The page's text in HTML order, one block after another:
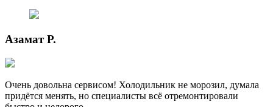
Азамат Р.
Очень довольна сервисом! Холодильник не морозил, думала
придётся менять, но специалисты всё отремонтировали